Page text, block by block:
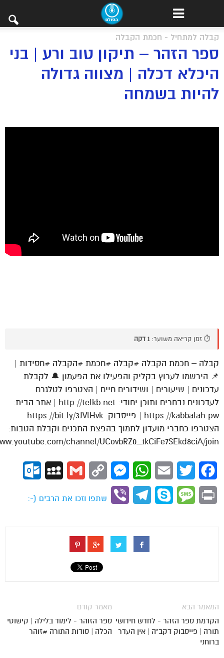
קבלה למתחיל - חכמת הקבלה
ספר הזהר – תיקון טוב ורע | בני
היכלא דכלה | מצווה גדולה
להיות בשמחה
⏱️ זמן קריאה משוער: 1 דקה
קבלה – חכמת הקבלה #קבלה #חכמת #הקבלה #חסידות |
📌 הירשמו לערוץ בקליק והפעילו את הפעמון 🔔 לקבלת
עדכונים | שיעורים | ושידורים חיים | הצטרפו לטלגרם
לעדכונים נבחרים ותוכן יחודי: http://telkb.net | אתר הבית:
https://kabbalah.pw | פייסבוק: https://bit.ly/3JVlHvk
הצטרפו כחברי מועדון לתמוך בהפצת התכנים וקבלת הטבות:
channel/UCovbRZ0_1kCiFe7SEkd8ciA/join
Facebook
Twitter
Email
WhatsApp
Messenger
Copy
Gmail
MySpace
Print
Message
Skype
Telegram
Viber
שתפו וזכו את הרבים (-:
מאמר קודם
ספר הזוהר - לימוד בלילה | קישוטי
הכלה | סודות התורה #זוהר
המאמר הבא
הקדמת ספר הזהר - לחדש חידושי
תורה | פייסבוק דקב"ה | אין העדר
ברוחני